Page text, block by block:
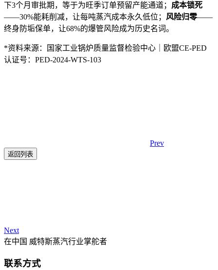
下3个月审批期，等于为旺季订单预留产能通道； 成本锁死
——30%能耗削减，让每吨蒸汽成本永久低位； 风险归零——
终身防垢保单，让68%的爆管风险成为历史名词。
*资料来源：国家工业锅炉质量监督检验中心｜欧盟CE-PED
认证号：PED-2024-WTS-103
Prev
返回列表
Next
在中国 威特斯蒸汽行业掌舵者
联系方式